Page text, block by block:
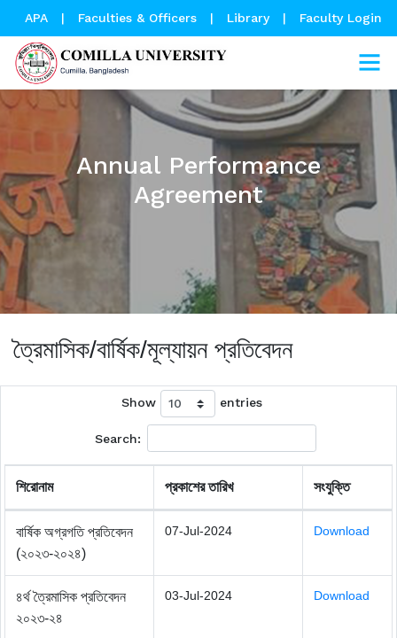
APA | Faculties & Officers | Library | Faculty Login
Annual Performance
Agreement
ত্রৈমাসিক/বার্ষিক/মূল্যায়ন প্রতিবেদন
Show entries
Search:
শিরোনাম প্রকাশের তারিখ সংযুক্তি
বার্ষিক অগ্রগতি প্রতিবেদন
(২০২৩-২০২৪)
07-Jul-2024 Download
৪র্থ ত্রৈমাসিক প্রতিবেদন
২০২৩-২৪
03-Jul-2024 Download